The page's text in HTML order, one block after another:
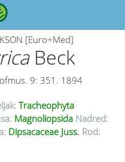
[Euro+Med]
Beck
9: 351. 1894
Tracheophyta
Magnoliopsida Nadred:
Dipsacaceae Juss. Rod: